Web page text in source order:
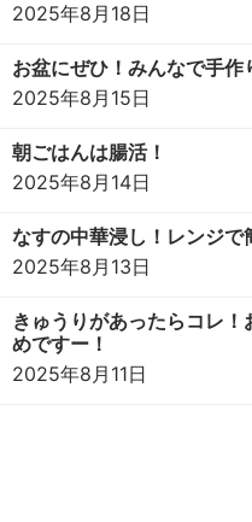
2025年8月18日
お盆にぜひ！みんなで手作
2025年8月15日
朝ごはんは腸活！
2025年8月14日
なすの中華浸し！レンジで
2025年8月13日
きゅうりがあったらコレ
めですー！
2025年8月11日